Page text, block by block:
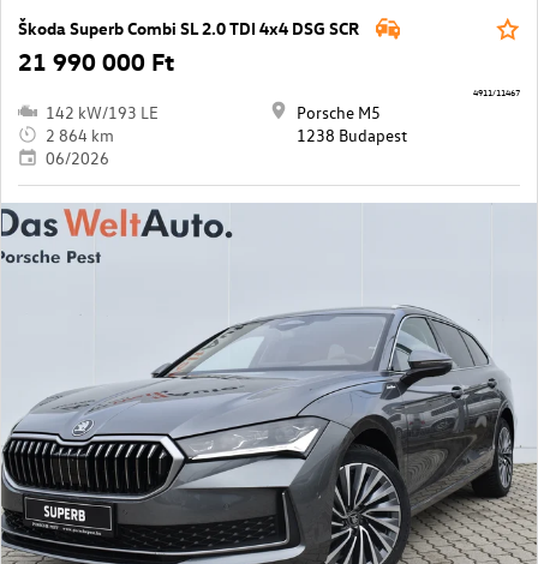
Škoda Superb Combi SL 2.0 TDI 4x4 DSG SCR
21 990 000 Ft
142 kW/193 LE
2 864 km
06/2026
Porsche M5
1238 Budapest
4911/11467